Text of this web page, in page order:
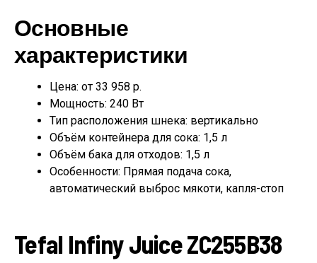
Основные
характеристики
Цена: от 33 958 р.
Мощность: 240 Вт
Тип расположения шнека: вертикально
Объём контейнера для сока: 1,5 л
Объём бака для отходов: 1,5 л
Особенности: Прямая подача сока,
автоматический выброс мякоти, капля-стоп
Tefal Infiny Juice ZC255B38